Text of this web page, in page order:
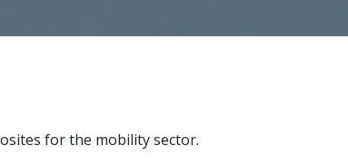
for the mobility sector.